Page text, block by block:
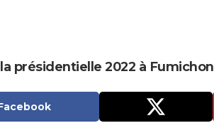
présidentielle 2022 à Fumichon